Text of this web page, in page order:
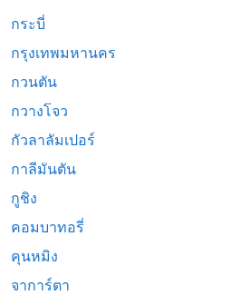
กระบี่
กรุงเทพมหานคร
กวนตัน
กวางโจว
กัวลาลัมเปอร์
กาลีมันตัน
กูชิง
คอมบาทอรี่
คุนหมิง
จาการ์ตา